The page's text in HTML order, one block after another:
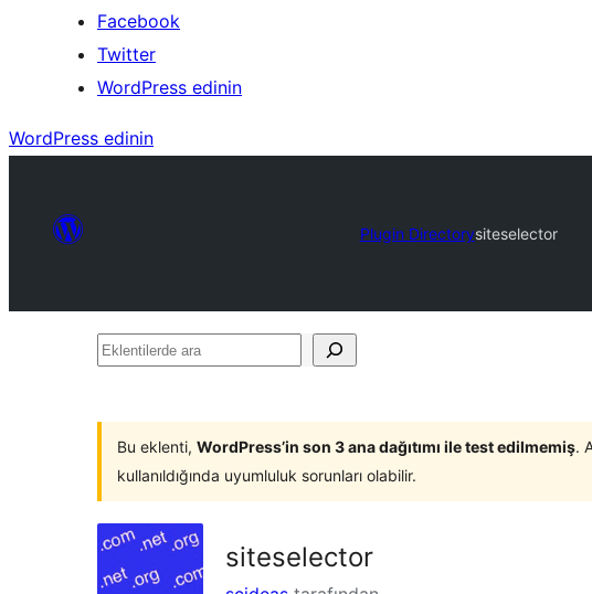
Facebook
Twitter
WordPress edinin
WordPress edinin
Plugin Directorysiteselector
Eklentilerde
Bu eklenti, WordPress’in son 3 ana dağıtımı ile test edilmemiş.
kullanıldığında uyumluluk sorunları olabilir.
siteselector